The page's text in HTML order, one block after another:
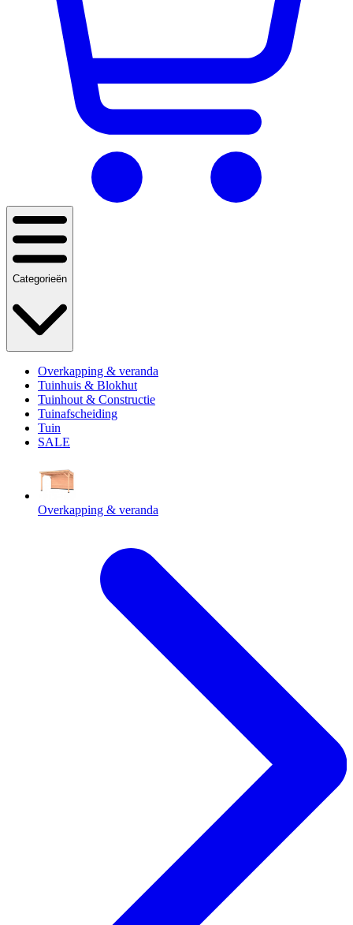
Categorieën
Overkapping & veranda
Tuinhuis & Blokhut
Tuinhout & Constructie
Tuinafscheiding
Tuin
SALE
Overkapping & veranda